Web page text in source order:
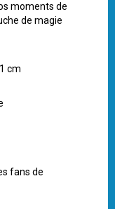
moments de
de magie
cm
fans de